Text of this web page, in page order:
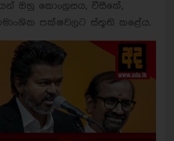
ඔහු කොංග්‍රසය, වීසීකේ,
පක්ෂවලට ස්තූති කළේය.